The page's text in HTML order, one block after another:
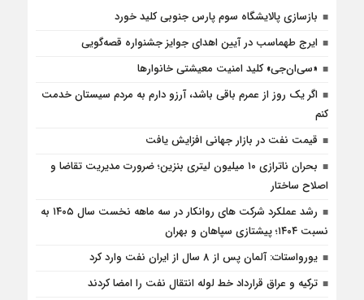
بازسازی پالایشگاه سوم پارس جنوبی کلید خورد
ایرج طهماسب در آیین اهدای جوایز جشنواره قصه‌گویی
«سی‌ان‌جی» کلید امنیت معیشتی خانوارها
اگر یک روز از عمرم باقی باشد، آرزو دارم به مردم سیستان خدمت
کنم
قیمت نفت در بازار جهانی افزایش یافت
بحران ناترازی ۱۰ میلیون لیتری بنزین؛ ضرورت مدیریت تقاضا و
اصلاح ساختار
رشد عملکرد شرکت های روانکار در سه ماهه نخست سال ۱۴۰۵ به
نسبت ۱۴۰۴؛ پیشتازی سپاهان و بهران
یورواستات: آلمان پس از 8 سال از ایران نفت وارد کرد
ترکیه و عراق قرارداد خط لوله انتقال نفت را امضا کردند